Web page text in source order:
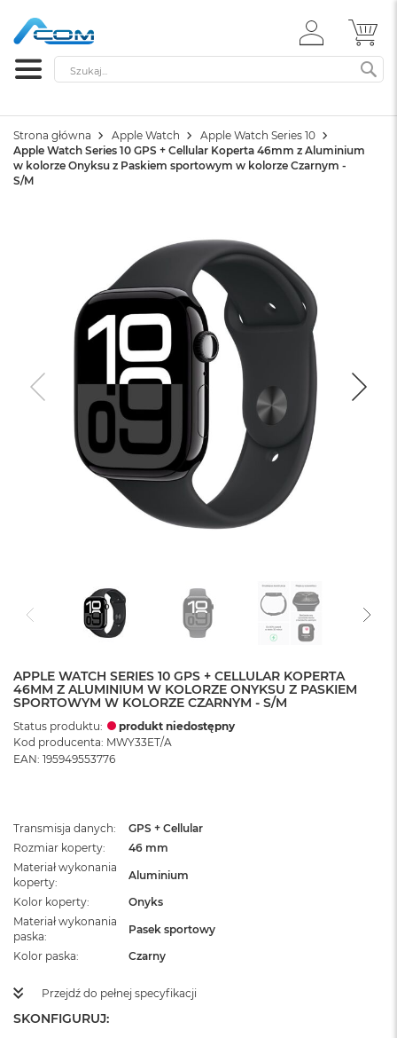
ZALOGUJ
SIĘ
Szukaj
Strona główna Apple Watch
Apple Watch Series 10
Apple Watch Series 10 GPS + Cellular Koperta 46mm z Aluminium
w kolorze Onyksu z Paskiem sportowym w kolorze Czarnym -
S/M
APPLE WATCH SERIES 10 GPS + CELLULAR KOPERTA
46MM Z ALUMINIUM W KOLORZE ONYKSU Z PASKIEM
SPORTOWYM W KOLORZE CZARNYM - S/M
Status produktu:
produkt niedostępny
Kod producenta: MWY33ET/A
EAN: 195949553776
Transmisja danych
GPS + Cellular
Rozmiar koperty
46 mm
Materiał wykonania
koperty
Aluminium
Kolor koperty
Onyks
Materiał wykonania
paska
Pasek sportowy
Kolor paska Czarny
Przejdź do pełnej specyfikacji
SKONFIGURUJ: